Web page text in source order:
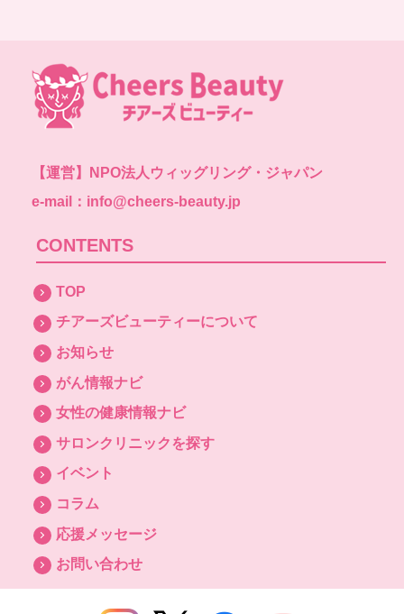
【運営】
NPO法人ウィッグリング・ジャパン
e-mail：info@cheers-beauty.jp
CONTENTS
TOP
チアーズビューティーについて
お知らせ
がん情報ナビ
女性の健康情報ナビ
サロンクリニックを探す
イベント
コラム
応援メッセージ
お問い合わせ